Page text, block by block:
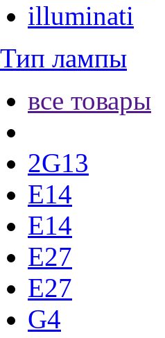
illuminati
Тип лампы
все товары
2G13
E14
E14
E27
E27
G4